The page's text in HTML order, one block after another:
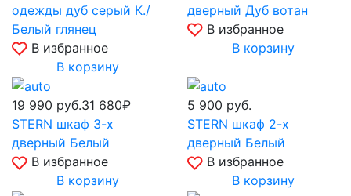
одежды дуб серый К./
Белый глянец
В избранное
В корзину
дверный Дуб вотан
В избранное
В корзину
19 990 руб.31 680₽
STERN шкаф 3-х
дверный Белый
В избранное
В корзину
5 900 руб.
STERN шкаф 2-х
дверный Белый
В избранное
В корзину